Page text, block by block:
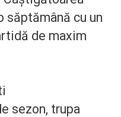
săptămână cu un
de maxim
sezon, trupa